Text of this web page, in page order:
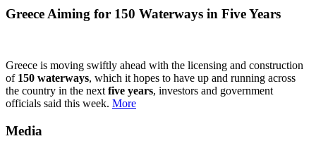
Greece Aiming for 150 Waterways in Five Years
Greece is moving swiftly ahead with the licensing and construction
of150 waterways, which it hopes to have up and running across
the country in the next five years, investors and government
officials said this week. More
Media